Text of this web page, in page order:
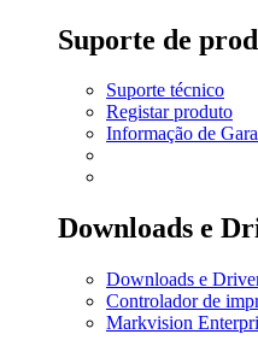
Suporte de
Suporte técnico
Registar produto
Informação de
Downloads e
Downloads e
Controlador de
Markvision